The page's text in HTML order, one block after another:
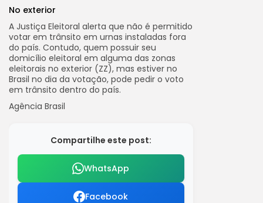
No exterior
A Justiça Eleitoral alerta que não é permitido
votar em trânsito em urnas instaladas fora
do país. Contudo, quem possuir seu
domicílio eleitoral em alguma das zonas
eleitorais no exterior (ZZ), mas estiver no
Brasil no dia da votação, pode pedir o voto
em trânsito dentro do país.
Agência Brasil
Compartilhe este post:
WhatsApp
Facebook